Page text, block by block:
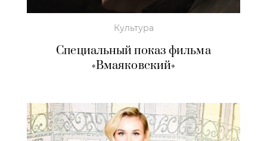
Культура
Специальный показ фильма
«Вмаяковский»